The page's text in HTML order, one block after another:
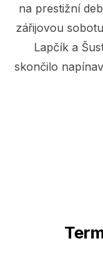
na prestižní
zářijovou
Lapčík a
skončilo